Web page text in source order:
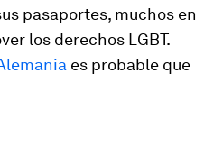
pasaportes, muchos en
los derechos LGBT.
es probable que